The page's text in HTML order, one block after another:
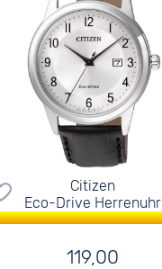
Citizen
Eco-Drive Herrenuhr
119,00